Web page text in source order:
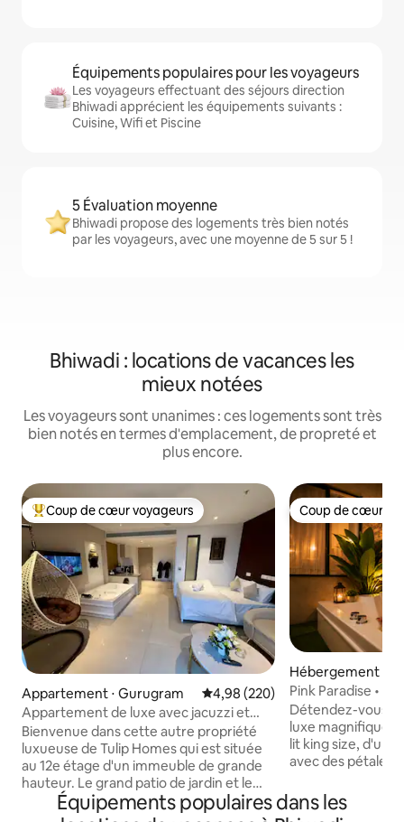
Équipements populaires pour les voyageurs
Les voyageurs effectuant des séjours direction
Bhiwadi apprécient les équipements suivants :
Cuisine, Wifi et Piscine
5 Évaluation moyenne
Bhiwadi propose des logements très bien notés
par les voyageurs, avec une moyenne de 5 sur 5 !
Bhiwadi : locations de vacances les
mieux notées
Les voyageurs sont unanimes : ces logements sont très
bien notés en termes d'emplacement, de propreté et
plus encore.
Coups de cœur voyageurs les plus appréciés
Coup de cœur voyageurs
Appartement ⋅ Gurugram Évaluation moyenne sur la
4,98 (220)
Appartement de luxe avec jacuzzi et
patio de jardin
Bienvenue dans cette autre propriété
luxueuse de Tulip Homes qui est située
au 12e étage d'un immeuble de grande
hauteur. Le grand patio de jardin et le
jacuzzi 2 places le rendent unique en
classe. L'endroit est parfait pour se
Coup de cœur
Coup de cœur
Hébergement ⋅
Pink Paradise •
cinéma
Détendez-vous
luxe
lit king size, d'un
avec des pétales
Netflix, d'une
équipée, d'un
Équipements populaires dans les